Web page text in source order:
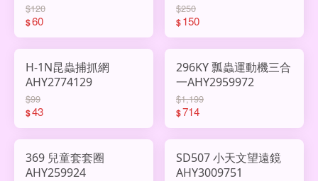
$120
$60
$250
$150
H-1N昆蟲捕抓網
AHY2774129
$99
$43
296KY 瓢蟲運動機三合
一AHY2959972
$1,199
$714
369 兒童套套圈
AHY259924
SD507 小天文望遠鏡
AHY3009751